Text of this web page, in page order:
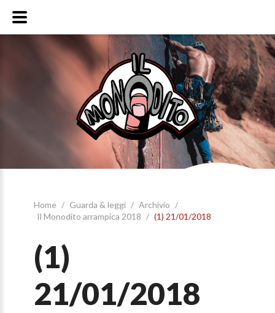
Home / Guarda & leggi / Archivio /
Il Monodito arrampica 2018 / (1) 21/01/2018
(1)
21/01/2018